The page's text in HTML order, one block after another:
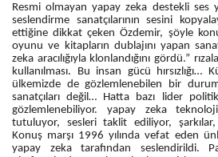
Resmi olmayan yapay zeka destekli ses
seslendirme sanatçılarının sesini
ettiğine dikkat çeken Özdemir, şöyle
oyunu ve kitapların dublajını yapan
zeka aracılığıyla klonlandığını gördü.”
kullanılması. Bu insan gücü
ülkemizde de gözlemlenebilen bir
sanatçıları değil… Hatta bazı lider
gözlemlenebiliyor. yapay zeka
tutuluyor, sesleri taklit ediliyor,
Konuş marşı 1996 yılında vefat eden
yapay zeka tarafından seslendirildi.